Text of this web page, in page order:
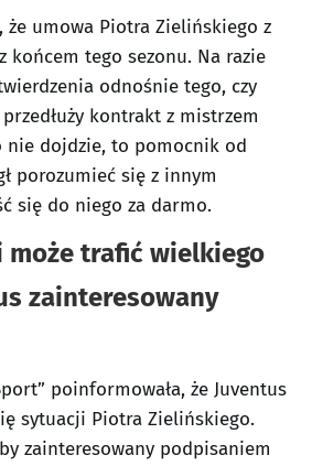
że umowa Piotra Zielińskiego z
końcem tego sezonu. Na razie
odnośnie tego, czy
kontrakt z mistrzem
nie dojdzie, to pomocnik od
porozumieć się z innym
się do niego za darmo.
trafić wielkiego
zainteresowany
poinformowała, że Juventus
sytuacji Piotra Zielińskiego.
zainteresowany podpisaniem